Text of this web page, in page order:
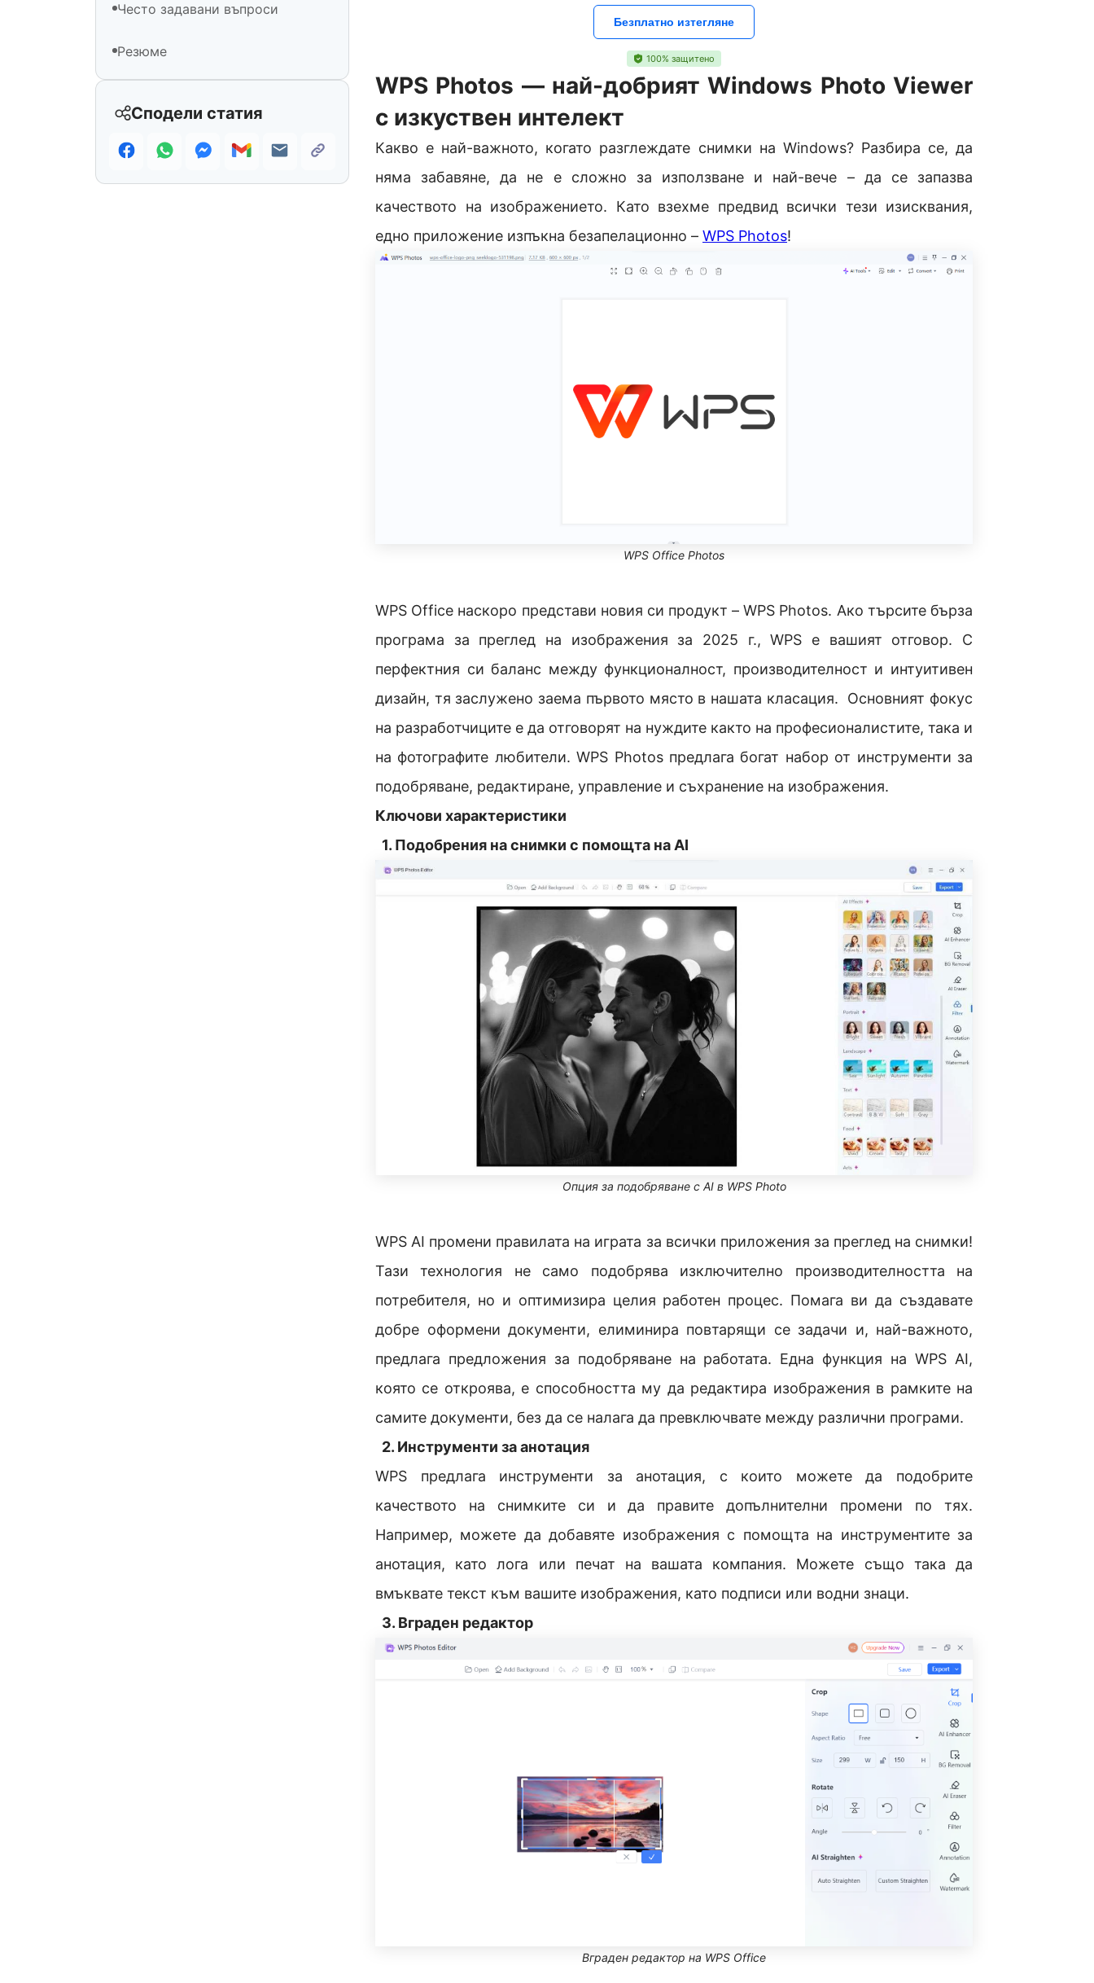
Често задавани въпроси
Резюме
Сподели статия
Безплатно изтегляне
100% защитено
WPS Photos — най-добрият Windows Photo Viewer
с изкуствен интелект
Какво е най-важното, когато разглеждате снимки на Windows? Разбира се, да
няма забавяне, да не е сложно за използване и най-вече – да се запазва
качеството на изображението. Като взехме предвид всички тези изисквания,
едно приложение изпъкна безапелационно – WPS Photos!
WPS Office Photos
WPS Office наскоро представи новия си продукт – WPS Photos. Ако търсите бърза
програма за преглед на изображения за 2025 г., WPS е вашият отговор. С
перфектния си баланс между функционалност, производителност и интуитивен
дизайн, тя заслужено заема първото място в нашата класация. Основният фокус
на разработчиците е да отговорят на нуждите както на професионалистите, така и
на фотографите любители. WPS Photos предлага богат набор от инструменти за
подобряване, редактиране, управление и съхранение на изображения.
Ключови характеристики
1. Подобрения на снимки с помощта на AI
Опция за подобряване с AI в WPS Photo
WPS AI промени правилата на играта за всички приложения за преглед на снимки!
Тази технология не само подобрява изключително производителността на
потребителя, но и оптимизира целия работен процес. Помага ви да създавате
добре оформени документи, елиминира повтарящи се задачи и, най-важното,
предлага предложения за подобряване на работата. Една функция на WPS AI,
която се откроява, е способността му да редактира изображения в рамките на
самите документи, без да се налага да превключвате между различни програми.
2. Инструменти за анотация
WPS предлага инструменти за анотация, с които можете да подобрите
качеството на снимките си и да правите допълнителни промени по тях.
Например, можете да добавяте изображения с помощта на инструментите за
анотация, като лога или печат на вашата компания. Можете също така да
вмъквате текст към вашите изображения, като подписи или водни знаци.
3. Вграден редактор
Вграден редактор на WPS Office